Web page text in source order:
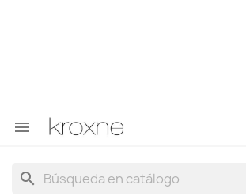

search